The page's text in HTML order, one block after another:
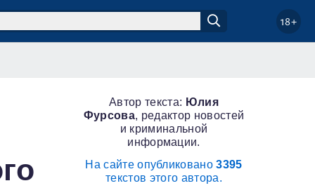
18+
Автор текста: Юлия
Фурсова, редактор новостей
и криминальной
информации.
На сайте опубликовано3395
текстов этого автора.